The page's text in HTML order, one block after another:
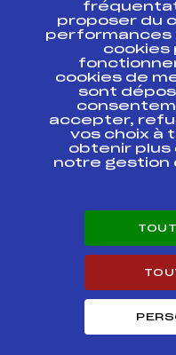
Ressources
Pass’Neige
Projet sportif
Projet de
Antidopage
Pôle
Scientifique
Listes
Pôle vie de
Carrières
proposer du
performances
cookies
cookies de
sont
accepter,
vos choix à
obtenir plus
notre gestion